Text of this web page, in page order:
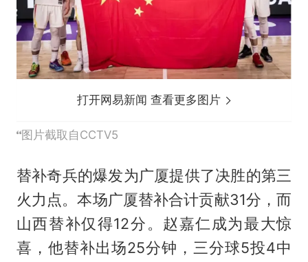
打开网易新闻 查看更多图片
图片截取自CCTV5
替补奇兵的爆发为广厦提供了决胜的第三
火力点。本场广厦替补合计贡献31分，而
山西替补仅得12分。赵嘉仁成为最大惊
喜，他替补出场25分钟，三分球5投4中